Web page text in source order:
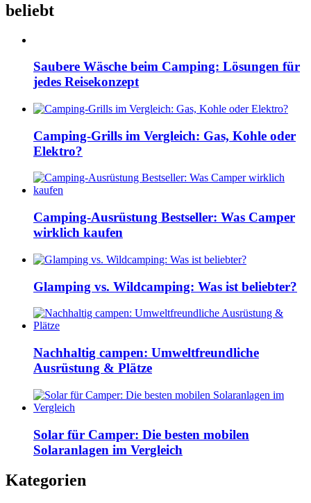
beliebt
Saubere Wäsche beim Camping: Lösungen für
jedes Reisekonzept
Camping-Grills im Vergleich: Gas, Kohle oder
Elektro?
Camping-Ausrüstung Bestseller: Was Camper
wirklich kaufen
Glamping vs. Wildcamping: Was ist beliebter?
Nachhaltig campen: Umweltfreundliche
Ausrüstung & Plätze
Solar für Camper: Die besten mobilen
Solaranlagen im Vergleich
Kategorien